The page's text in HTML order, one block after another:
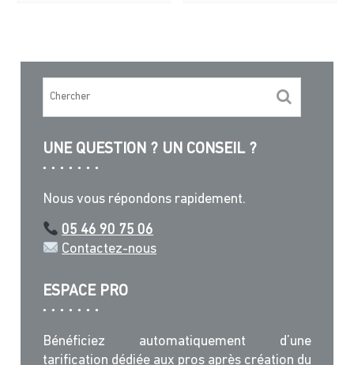
UNE QUESTION ? UN CONSEIL ?
Nous vous répondons rapidement.
05 46 90 75 06
Contactez-nous
ESPACE PRO
Bénéficiez automatiquement d’une
tarification dédiée aux pros après création du